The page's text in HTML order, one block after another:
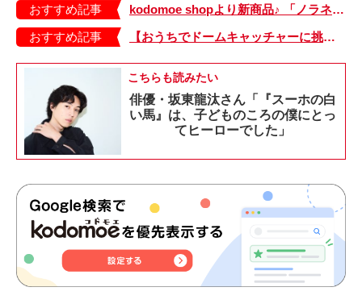
おすすめ記事
kodomoe shopより新商品♪ 「ノラネコぐんだん」なりきり帽子（大、小）が登場！
おすすめ記事
【おうちでドームキャッチャーに挑戦だ】アンパンマン わくわくドームキャッチャー
こちらも読みたい
俳優・坂東龍汰さん「『スーホの白
い馬』は、子どものころの僕にとっ
てヒーローでした」